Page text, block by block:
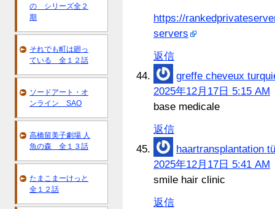
https://
servers
返信
greffe cheveux
2025年12月17日 5:15 AM
base medicale
返信
haartransplantation
2025年12月17日 5:41 AM
smile hair clinic
返信
の シリーズ全２
期
それでも町は廻っ
ている 全１２話
ソードアート・オ
ンライン SAO
高橋留美子劇場 人
魚の森 全１３話
たまこまーけっと
全１２話